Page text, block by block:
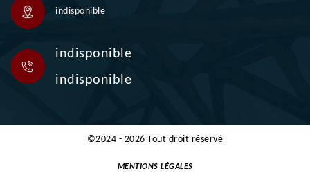
indisponible
indisponible
indisponible
©2024 - 2026 Tout droit réservé
MENTIONS LÉGALES